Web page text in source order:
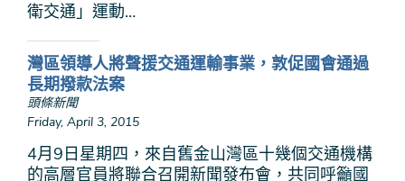
衛交通」運動…
灣區領導人將聲援交通運輸事業，敦促國會通過
長期撥款法案
頭條新聞
Friday, April 3, 2015
4月9日星期四，來自舊金山灣區十幾個交通機構
的高層官員將聯合召開新聞發布會，共同呼籲國